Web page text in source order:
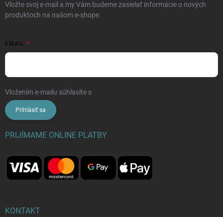
Vložte svoj e-mail a my Vám budeme zasielať informácie o nových
produktoch na našom e-shope.
EMAIL
Vložením e-mailu súhlasíte s
Prihlásiť sa
PRIJÍMAME ONLINE PLATBY
KONTAKT